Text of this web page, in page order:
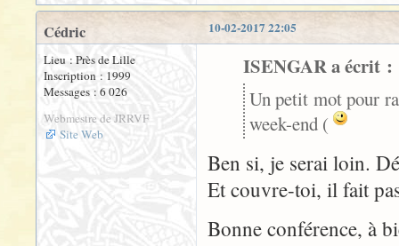
10-02-2017 22:05
Cédric
Lieu : Près de Lille
Inscription : 1999
Messages : 6 026
Webmestre de JRRVF
Site Web
ISENGAR a écrit :
Un petit mot pour
week-end (
Ben si, je serai loin.
Et couvre-toi, il fait
Bonne conférence, à